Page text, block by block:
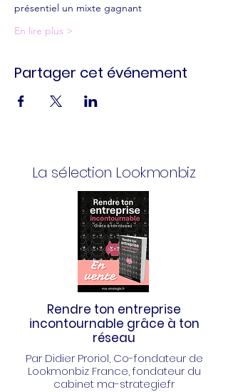
présentiel un mixte gagnant
En lire plus >
Partager cet événement
La sélection Lookmonbiz
Rendre ton entreprise
incontournable grâce à ton
réseau
Par Didier Proriol, Co-fondateur de
Lookmonbiz France, fondateur du
cabinet ma-strategie.fr